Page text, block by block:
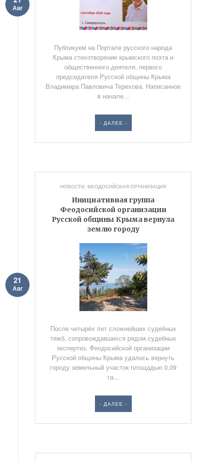
Авг
Публикуем на Портале русского народа
Крыма стихотворение крымского поэта и
общественного деятеля, первого
председателя Русской общины Крыма
Владимира Павловича Терехова. Написанное
в начале...
- ДАЛЕЕ -
НОВОСТИ,ФЕОДОСИЙСКАЯ ОРГАНИЗАЦИЯ
Инициативная группа
Феодосийской организации
Русской общины Крыма вернула
землю городу
21
Авг
После четырёх лет сложнейших судебных
тяжб, сопровождавшихся рядом судебных
экспертиз, Феодосийской организации
Русской общины Крыма удалось вернуть
городу земельный участок площадью 0,09
га...
- ДАЛЕЕ -